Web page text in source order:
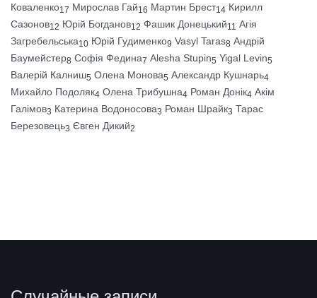
Коваленко17 Мирослав Гай16 Мартин Брест14 Кирилл
Сазонов12 Юрій Богданов12 Фашик Донецький11 Агія
Загребельська10 Юрій Гудименко9 Vasyl Taras8 Андрій
Баумейстер8 Софія Федина7 Alesha Stupin5 Yigal Levin5
Валерій Калниш5 Олена Монова5 Александр Кушнарь4
Михайло Подоляк4 Олена Трибушна4 Роман Донік4 Акім
Галімов3 Катерина Водоносова3 Роман Шрайк3 Тарас
Березовець3 Євген Дикий2